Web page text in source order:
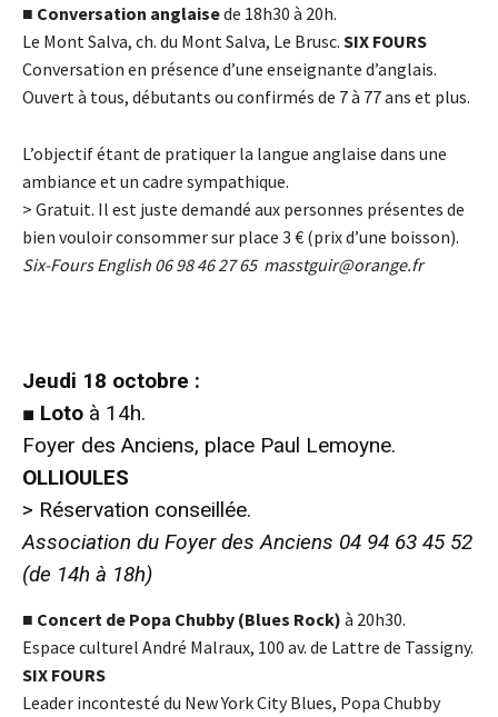
■ Conversation anglaisede 18h30 à 20h.
Le Mont Salva, ch. du Mont Salva, Le Brusc. SIX FOURS
Conversation en présence d’une enseignante d’anglais.
Ouvert à tous, débutants ou confirmés de 7 à 77 ans et plus.
L’objectif étant de pratiquer la langue anglaise dans une
ambiance et un cadre sympathique.
> Gratuit. Il est juste demandé aux personnes présentes de
bien vouloir consommer sur place 3 € (prix d’une boisson).
Six-Fours English 06 98 46 27 65 masstguir@orange.fr
Jeudi 18 octobre :
■ Loto à 14h.
Foyer des Anciens, place Paul Lemoyne.
OLLIOULES
> Réservation conseillée.
Association du Foyer des Anciens 04 94 63 45 52
(de 14h à 18h)
■ Concert de Popa Chubby (Blues Rock) à 20h30.
Espace culturel André Malraux, 100 av. de Lattre de Tassigny.
SIX FOURS
Leader incontesté du New York City Blues, Popa Chubby